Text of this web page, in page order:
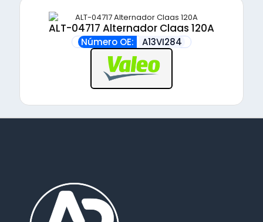
ALT-04717 Alternador Claas 120A
Número OE: A13VI284